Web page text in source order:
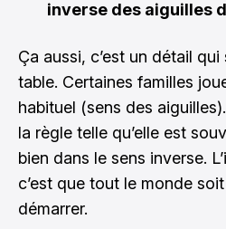
inverse des aiguilles
Ça aussi, c’est un détail
table. Certaines familles
habituel (sens des
la règle telle qu’elle est
bien dans le sens inverse.
c’est que tout le monde
démarrer.